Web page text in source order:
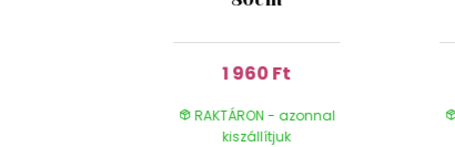
1 960 Ft
RAKTÁRON - azonnal
kiszállítjuk